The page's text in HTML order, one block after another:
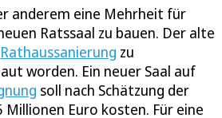
anderem eine Mehrheit für
Ratssaal zu bauen. Der alte
Rathaussanierung zu
worden. Ein neuer Saal auf
soll nach Schätzung der
Euro kosten. Für eine